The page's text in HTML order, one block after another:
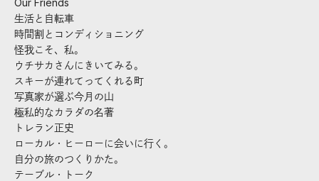
Our Friends
生活と自転車
時間割とコンディショニング
怪我こそ、私。
ウチサカさんにきいてみる。
スキーが連れてってくれる町
写真家が選ぶ今月の山
極私的なカラダの名著
トレラン正史
ローカル・ヒーローに会いに行く。
自分の旅のつくりかた。
テーブル・トーク